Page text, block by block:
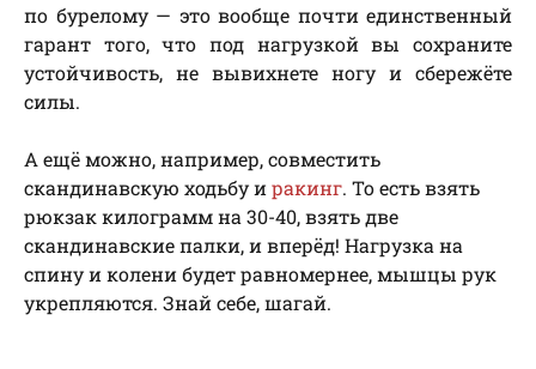
по бурелому — это вообще почти единственный
гарант того, что под нагрузкой вы сохраните
устойчивость, не вывихнете ногу и сбережёте
силы.
А ещё можно, например, совместить
скандинавскую ходьбу и ракинг. То есть взять
рюкзак килограмм на 30-40, взять две
скандинавские палки, и вперёд! Нагрузка на
спину и колени будет равномернее, мышцы рук
укрепляются. Знай себе, шагай.